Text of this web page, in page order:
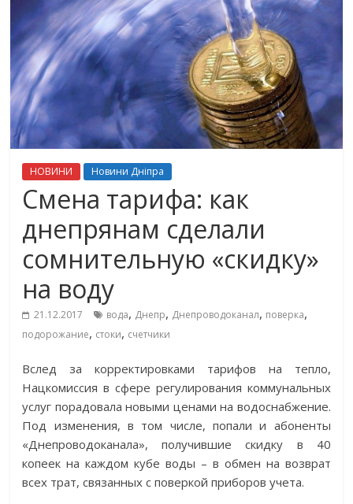
НОВИНИ Новини Дніпра
Смена тарифа: как
днепрянам сделали
сомнительную «скидку»
на воду
21.12.2017 вода, Днепр, Днепроводоканал, поверка,
подорожание, стоки, счетчики
Вслед за корректировками тарифов на тепло,
Нацкомиссия в сфере регулирования коммунальных
услуг порадовала новыми ценами на водоснабжение.
Под изменения, в том числе, попали и абоненты
«Днепроводоканала», получившие скидку в 40
копеек на каждом кубе воды – в обмен на возврат
всех трат, связанных с поверкой приборов учета.